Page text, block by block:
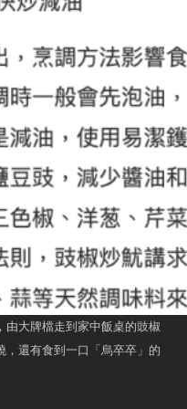
由大牌檔走到家中飯桌的豉椒
，還有食到一口「烏卒卒」的